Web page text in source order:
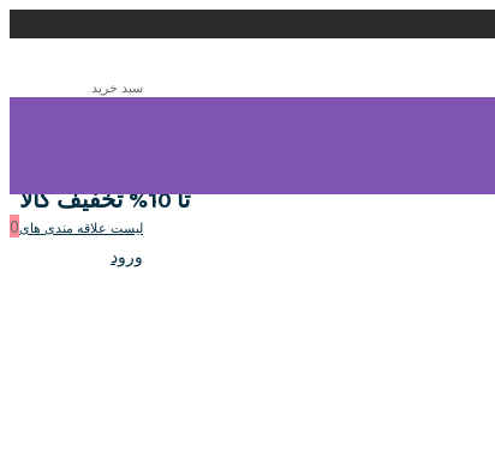
سبد خرید
لیست علاقه مندی های0
ورود
تا 10% تخفیف کالا